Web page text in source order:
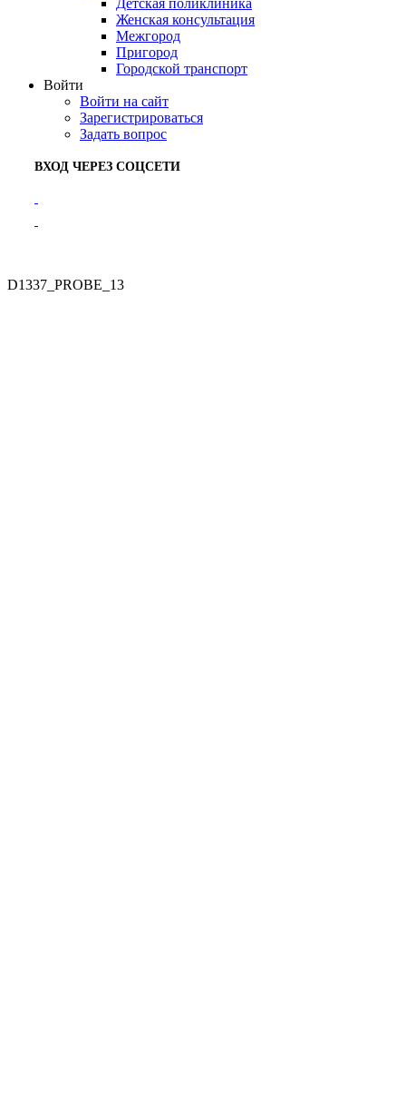
Детская поликлиника
Женская консультация
Межгород
Пригород
Городской транспорт
Войти
Войти на сайт
Зарегистрироваться
Задать вопрос
ВХОД ЧЕРЕЗ СОЦСЕТИ